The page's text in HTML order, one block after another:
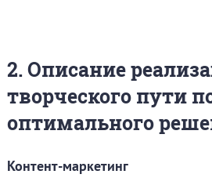
2. Описание
творческого пути
оптимального
Контент-маркетинг